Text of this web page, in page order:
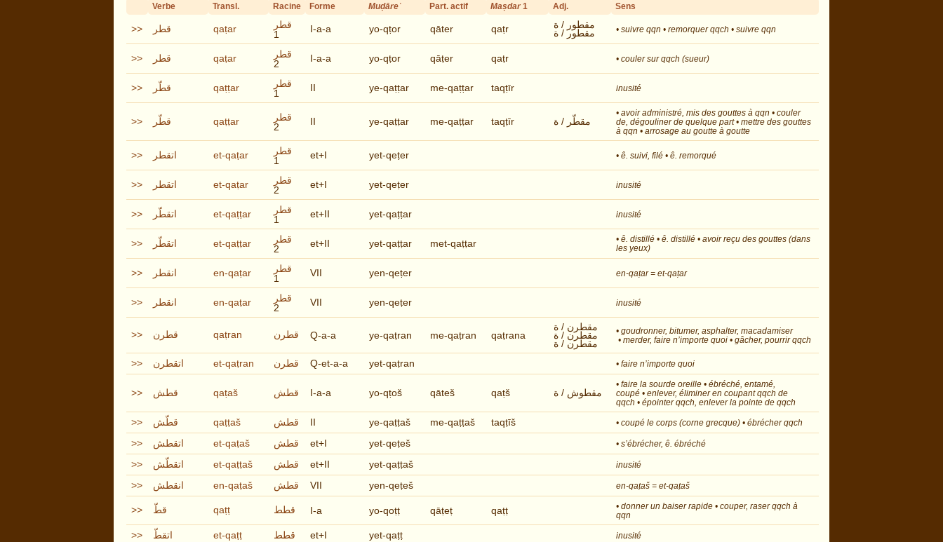
Verbe Transl. Racine Forme Muḍāreʿ Part. actif Maṣdar1 Adj. Sens
>> قطر qaṭar
قطر
1
I-a-a yo-qṭor qāter qaṭr مقطور / ة
مقطور / ة • suivre qqn • remorquer qqch • suivre qqn
>> قطر qaṭar
قطر
2
I-a-a yo-qṭor qāṭer qaṭr • couler sur qqch (sueur)
>> قطّر qaṭṭar
قطر
1
II ye-qaṭṭar me-qaṭṭar taqṭīr inusité
>> قطّر qaṭṭar
قطر
2
II ye-qaṭṭar me-qaṭṭar taqṭīr مقطّر / ة
• avoir administré, mis des gouttes à qqn • couler
de, dégouliner de quelque part • mettre des gouttes
à qqn • arrosage au goutte à goutte
>> اتقطر et-qaṭar
قطر
1
et+I yet-qeṭer • ê. suivi, filé • ê. remorqué
>> اتقطر et-qaṭar
قطر
2
et+I yet-qeṭer inusité
>> اتقطّر et-qaṭṭar
قطر
1
et+II yet-qaṭṭar inusité
>> اتقطّر et-qaṭṭar
قطر
2
et+II yet-qaṭṭar met-qaṭṭar
• ê. distillé • ê. distillé • avoir reçu des gouttes (dans
les yeux)
>> انقطر en-qaṭar
قطر
1
VII yen-qeṭer en-qaṭar = et-qaṭar
>> انقطر en-qaṭar
قطر
2
VII yen-qeṭer inusité
>> قطرن qaṭran قطرن Q-a-a ye-qaṭran me-qaṭran qaṭrana
مقطرن / ة
مقطرن / ة
مقطرن / ة
• goudronner, bitumer, asphalter, macadamiser
• merder, faire n’importe quoi • gâcher, pourrir qqch
>> اتقطرن et-qaṭran قطرن Q-et-a-a yet-qaṭran • faire n’importe quoi
>> قطش qaṭaš قطش I-a-a yo-qṭoš qāteš qaṭš مقطوش / ة
• faire la sourde oreille • ébréché, entamé,
coupé • enlever, éliminer en coupant qqch de
qqch • épointer qqch, enlever la pointe de qqch
>> قطّش qaṭṭaš قطش II ye-qaṭṭaš me-qaṭṭaš taqṭīš • coupé le corps (corne grecque) • ébrécher qqch
>> اتقطش et-qaṭaš قطش et+I yet-qeṭeš • s’ébrécher, ê. ébréché
>> اتقطّش et-qaṭṭaš قطش et+II yet-qaṭṭaš inusité
>> انقطش en-qaṭaš قطش VII yen-qeṭeš en-qaṭaš = et-qaṭaš
>> قطّ qaṭṭ قطط I-a yo-qoṭṭ qāṭeṭ qaṭṭ
• donner un baiser rapide • couper, raser qqch à
qqn
>> اتقطّ et-qaṭṭ قطط et+I yet-qaṭṭ inusité